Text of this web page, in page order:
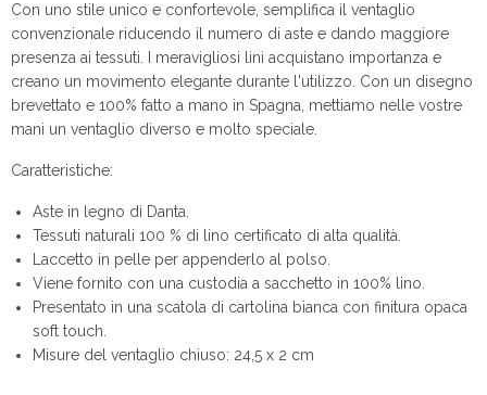
Con uno stile unico e confortevole, semplifica il ventaglio
convenzionale riducendo il numero di aste e dando maggiore
presenza ai tessuti. I meravigliosi lini acquistano importanza e
creano un movimento elegante durante l'utilizzo. Con un disegno
brevettato e 100% fatto a mano in Spagna, mettiamo nelle vostre
mani un ventaglio diverso e molto speciale.
Caratteristiche:
Aste in legno di Danta.
Tessuti naturali 100 % di lino certificato di alta qualità.
Laccetto in pelle per appenderlo al polso.
Viene fornito con una custodia a sacchetto in 100% lino.
Presentato in una scatola di cartolina bianca con finitura opaca
soft touch.
Misure del ventaglio chiuso: 24,5 x 2 cm